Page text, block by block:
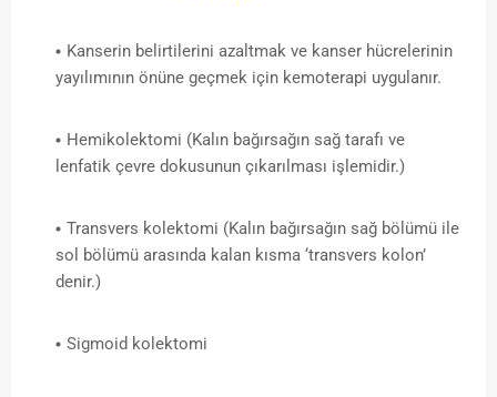
Kanserin belirtilerini azaltmak ve kanser hücrelerinin
yayılımının önüne geçmek için kemoterapi uygulanır.
Hemikolektomi (Kalın bağırsağın sağ tarafı ve
lenfatik çevre dokusunun çıkarılması işlemidir.)
Transvers kolektomi (Kalın bağırsağın sağ bölümü ile
sol bölümü arasında kalan kısma ‘transvers kolon’
denir.)
Sigmoid kolektomi